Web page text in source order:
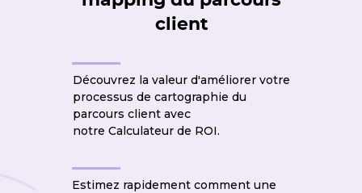
client
Estimez rapidement comment une
Découvrez la valeur d'améliorer votre
processus de cartographie du
parcours client avec
notre Calculateur de ROI .